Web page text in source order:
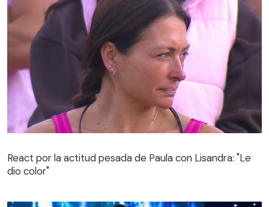
dio color"
React por la actitud pesada de Paula con Lisandra: "Le
dio color"